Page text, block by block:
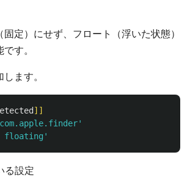
定）にせず、フロート（浮いた状態）
す。
ます。
]]
floating'
る設定